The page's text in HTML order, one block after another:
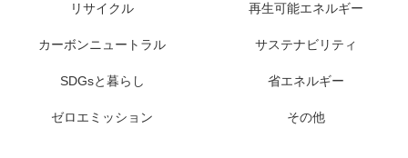
リサイクル 再生可能エネルギー
カーボンニュートラル サステナビリティ
SDGsと暮らし 省エネルギー
ゼロエミッション その他